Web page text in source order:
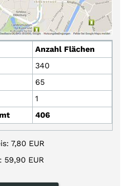
Anzahl Flächen
340
65
1
406
7,80 EUR
59,90 EUR